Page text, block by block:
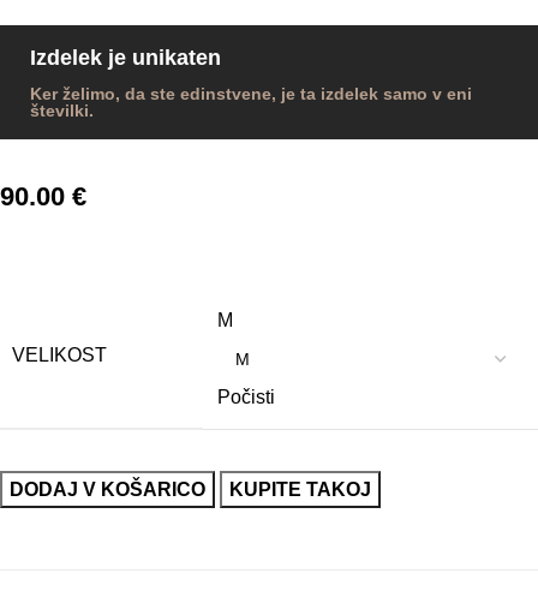
Izdelek je unikaten
Ker želimo, da ste edinstvene, je ta izdelek samo v eni
številki.
90.00 €
VELIKOST
M
Počisti
DODAJ V KOŠARICO KUPITE TAKOJ